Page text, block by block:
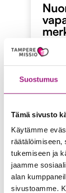
Suostumus
Tämä sivusto
Käytämme
räätälöimiseen,
tukemiseen ja
jaamme
alan
sivustoamme.